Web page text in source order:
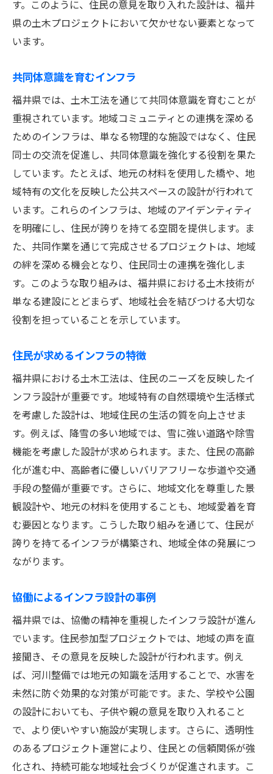
す。このように、住民の意見を取り入れた設計は、福井
県の土木プロジェクトにおいて欠かせない要素となって
います。
共同体意識を育むインフラ
福井県では、土木工法を通じて共同体意識を育むことが
重視されています。地域コミュニティとの連携を深める
ためのインフラは、単なる物理的な施設ではなく、住民
同士の交流を促進し、共同体意識を強化する役割を果た
しています。たとえば、地元の材料を使用した橋や、地
域特有の文化を反映した公共スペースの設計が行われて
います。これらのインフラは、地域のアイデンティティ
を明確にし、住民が誇りを持てる空間を提供します。ま
た、共同作業を通じて完成させるプロジェクトは、地域
の絆を深める機会となり、住民同士の連携を強化しま
す。このような取り組みは、福井県における土木技術が
単なる建設にとどまらず、地域社会を結びつける大切な
役割を担っていることを示しています。
住民が求めるインフラの特徴
福井県における土木工法は、住民のニーズを反映したイ
ンフラ設計が重要です。地域特有の自然環境や生活様式
を考慮した設計は、地域住民の生活の質を向上させま
す。例えば、降雪の多い地域では、雪に強い道路や除雪
機能を考慮した設計が求められます。また、住民の高齢
化が進む中、高齢者に優しいバリアフリーな歩道や交通
手段の整備が重要です。さらに、地域文化を尊重した景
観設計や、地元の材料を使用することも、地域愛着を育
む要因となります。こうした取り組みを通じて、住民が
誇りを持てるインフラが構築され、地域全体の発展につ
ながります。
協働によるインフラ設計の事例
福井県では、協働の精神を重視したインフラ設計が進ん
でいます。住民参加型プロジェクトでは、地域の声を直
接聞き、その意見を反映した設計が行われます。例え
ば、河川整備では地元の知識を活用することで、水害を
未然に防ぐ効果的な対策が可能です。また、学校や公園
の設計においても、子供や親の意見を取り入れること
で、より使いやすい施設が実現します。さらに、透明性
のあるプロジェクト運営により、住民との信頼関係が強
化され、持続可能な地域社会づくりが促進されます。こ